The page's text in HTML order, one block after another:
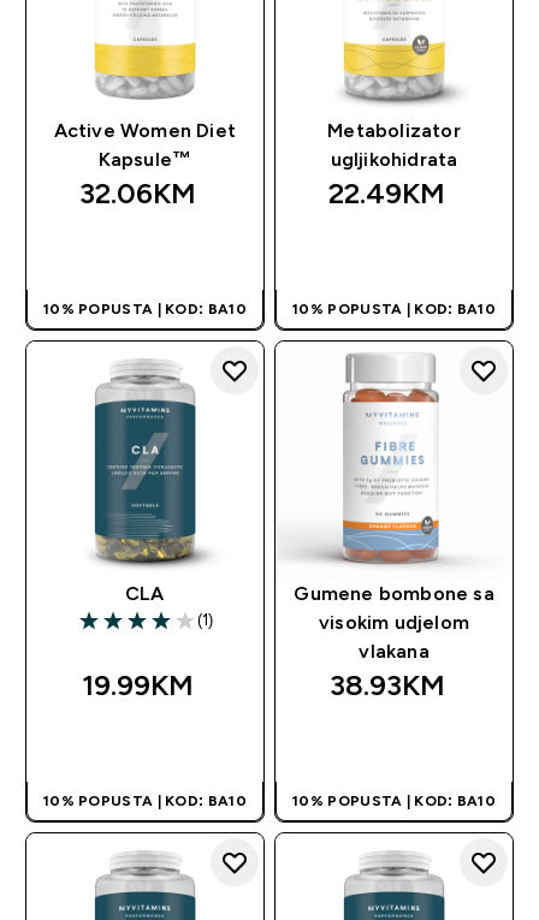
Active Women Diet
Kapsule™
32.06KM‎
10% POPUSTA | KOD: BA10
Metabolizator
ugljikohidrata
22.49KM‎
10% POPUSTA | KOD: BA10
CLA
4 out of 5 stars
(1)
19.99KM‎
10% POPUSTA | KOD: BA10
Gumene bombone sa
visokim udjelom
vlakana
38.93KM‎
10% POPUSTA | KOD: BA10